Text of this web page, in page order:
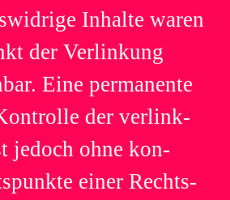
Inhalte waren
der Ver­lin­kung
Eine per­ma­nente
der ver­link­
jedoch ohne kon­
einer Rechts­